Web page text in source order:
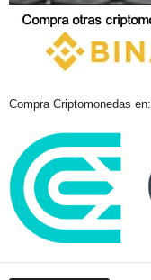
Compra Criptomonedas en: